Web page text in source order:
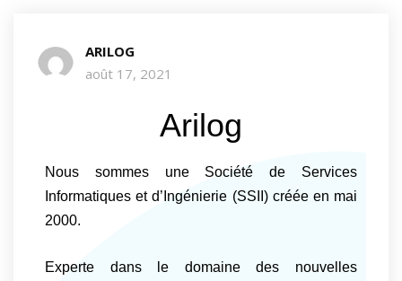
ARILOG
août 17, 2021
Arilog
Nous sommes une Société de Services
Informatiques et d’Ingénierie (SSII) créée en mai
2000.
Experte dans le domaine des nouvelles